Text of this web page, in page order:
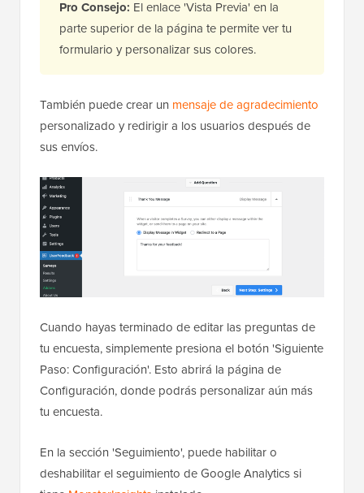
Pro Consejo: El enlace 'Vista Previa' en la
parte superior de la página te permite ver tu
formulario y personalizar sus colores.
También puede crear un mensaje de agradecimiento
personalizado y redirigir a los usuarios después de
sus envíos.
Cuando hayas terminado de editar las preguntas de
tu encuesta, simplemente presiona el botón 'Siguiente
Paso: Configuración'. Esto abrirá la página de
Configuración, donde podrás personalizar aún más
tu encuesta.
En la sección 'Seguimiento', puede habilitar o
deshabilitar el seguimiento de Google Analytics si